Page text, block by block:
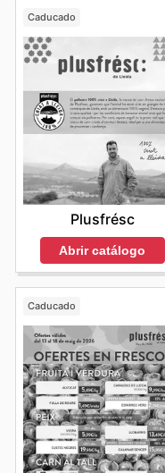
Caducado
Plusfrésc
Abrir catálogo
Caducado